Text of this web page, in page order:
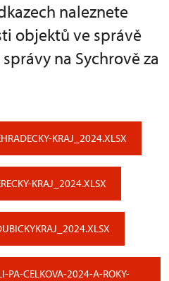
naleznete
objektů ve správě
na Sychrově za
KRAJ_2024.XLSX
KRAJ_2024.XLSX
PA-CELKOVA-2024-A-ROKY-